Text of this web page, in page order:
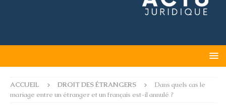
ACCUEIL DROIT DES ÉTRANGERS
Dans quels cas le
mariage entre un étranger et un français est-il annulé ?